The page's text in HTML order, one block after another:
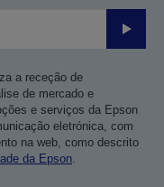
Enviar
a receção de
de mercado e
e serviços da Epson
eletrónica, com
na web, como descrito
da Epson.